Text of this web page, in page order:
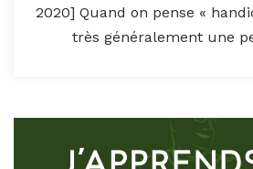
2020] Quand on pense «
très généralement une